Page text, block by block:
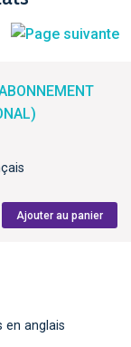
Ajouter au panier
en anglais